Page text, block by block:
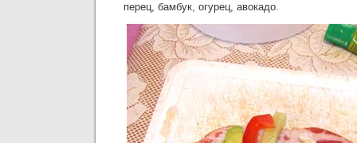
перец, бамбук, огурец, авокадо.